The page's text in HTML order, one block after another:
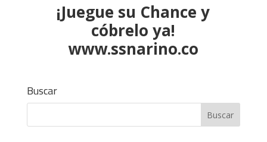
¡Juegue su Chance y
cóbrelo ya!
www.ssnarino.co
Buscar